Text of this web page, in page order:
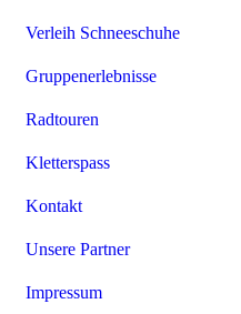
Verleih Schneeschuhe
Gruppenerlebnisse
Radtouren
Kletterspass
Kontakt
Unsere Partner
Impressum